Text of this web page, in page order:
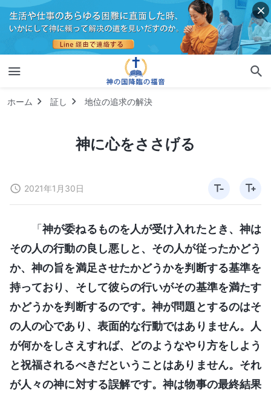
ホーム 証し 地位の追求の解決
神に心をささげる
2021年1月30日
「神が委ねるものを人が受け入れたとき、神は
その人の行動の良し悪しと、その人が従ったかどう
か、神の旨を満足させたかどうかを判断する基準を
持っており、そして彼らの行いがその基準を満たす
かどうかを判断するのです。神が問題とするのはそ
の人の心であり、表面的な行動ではありません。人
が何かをしさえすれば、どのようなやり方をしよう
と祝福されるべきだということはありません。それ
が人々の神に対する誤解です。神は物事の最終結果